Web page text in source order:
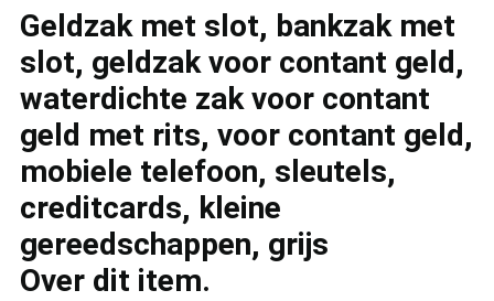
Geldzak met slot, bankzak met
slot, geldzak voor contant geld,
waterdichte zak voor contant
geld met rits, voor contant geld,
mobiele telefoon, sleutels,
creditcards, kleine
gereedschappen, grijs
Over dit item.